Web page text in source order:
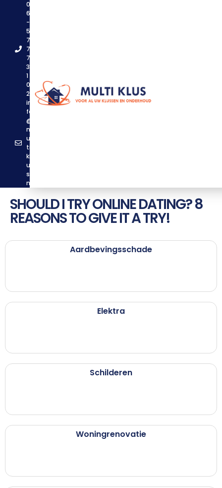
0
6
-
5
7
7
7
3
1
0
2
in
fo
@
m
ul
ti
kl
u
s.
nl
SHOULD I TRY ONLINE DATING? 8
REASONS TO GIVE IT A TRY!
Aardbevingsschade
Elektra
Schilderen
Woningrenovatie